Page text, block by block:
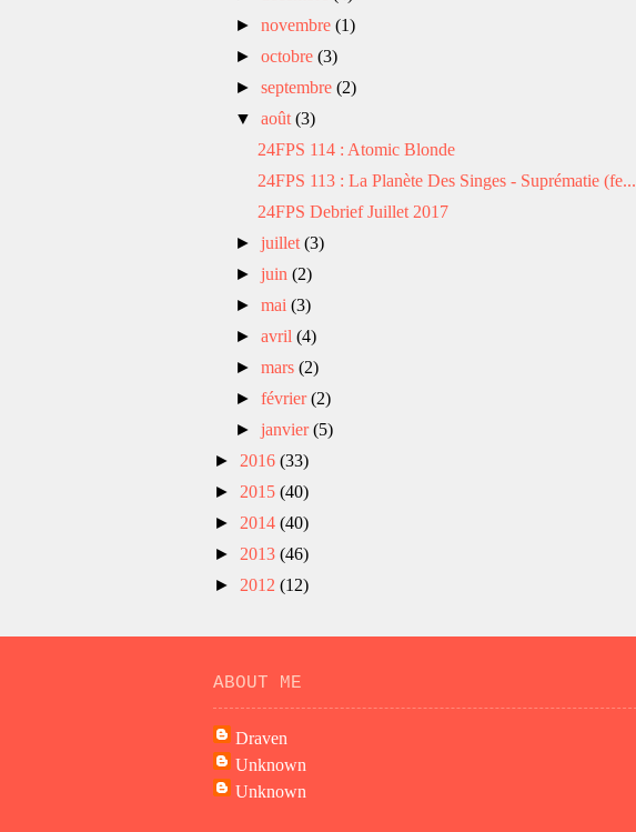
►novembre(1)
►octobre(3)
►septembre(2)
▼août(3)
24FPS 114 : Atomic Blonde
24FPS 113 : La Planète Des Singes - Suprématie (fe...
24FPS Debrief Juillet 2017
►juillet(3)
►juin(2)
►mai(3)
►avril(4)
►mars(2)
►février(2)
►janvier(5)
► 2016 (33)
► 2015 (40)
► 2014 (40)
► 2013 (46)
► 2012 (12)
ABOUT ME
Draven
Unknown
Unknown